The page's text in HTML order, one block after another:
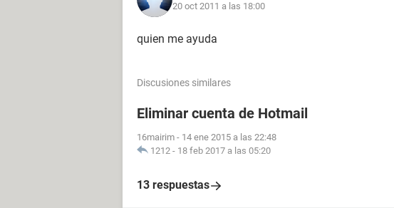
20 oct 2011 a las 18:00
quien me ayuda
Discusiones similares
Eliminar cuenta de Hotmail
16mairim - 14 ene 2015 a las 22:48
1212 - 18 feb 2017 a las 05:20
13 respuestas